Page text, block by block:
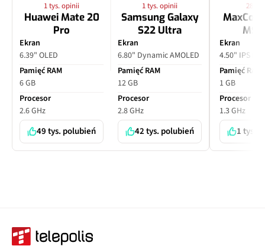
1 tys. opinii
Huawei Mate 20
Pro
Ekran
6.39" OLED
Pamięć RAM
6 GB
Procesor
2.6 GHz
49 tys. polubień
1 tys. opinii
Samsung Galaxy
S22 Ultra
Ekran
6.80" Dynamic AMOLED
Pamięć RAM
12 GB
Procesor
2.8 GHz
42 tys. polubień
28
Ekran
4.50" IPS
Pamięć RAM
1 GB
Procesor
1.3 GHz
1 tys.